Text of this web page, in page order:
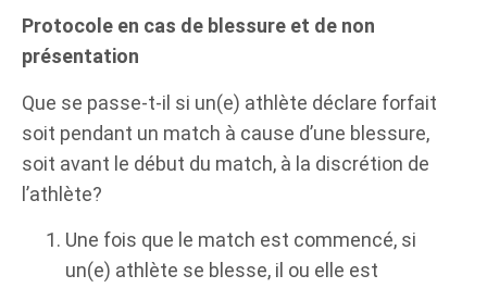
Protocole en cas de blessure et de non
présentation
Que se passe-t-il si un(e) athlète déclare forfait
soit pendant un match à cause d’une blessure,
soit avant le début du match, à la discrétion de
l’athlète?
Une fois que le match est commencé, si
un(e) athlète se blesse, il ou elle est